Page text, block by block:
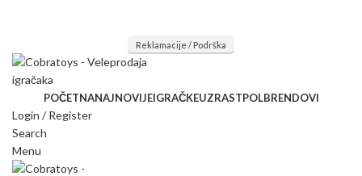
Reklamacije / Podrška
POČETNANAJNOVIJEIGRAČKEUZRASTPOLBRENDOVI
Login / Register
Search
Menu